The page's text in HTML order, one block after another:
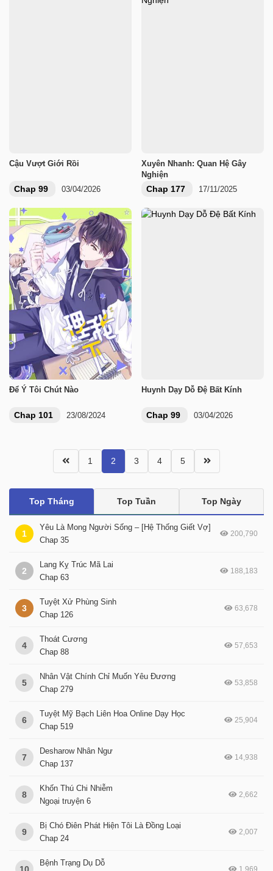
Cậu Vượt Giới Rồi
Chap 99 03/04/2026
Xuyên Nhanh: Quan Hệ Gây
Nghiện
Chap 177 17/11/2025
Để Ý Tôi Chút Nào
Chap 101 23/08/2024
Huynh Dạy Dỗ Đệ Bất Kính
Chap 99 03/04/2026
1 2 3 4 5
Top Tháng Top Tuần Top Ngày
1
Yêu Là Mong Người Sống – [Hệ Thống Giết Vợ]
Chap 35
200,790
2
Lang Kỵ Trúc Mã Lai
Chap 63
188,183
3
Tuyệt Xử Phùng Sinh
Chap 126
63,678
4
Thoát Cương
Chap 88
57,653
5
Nhân Vật Chính Chỉ Muốn Yêu Đương
Chap 279
53,858
6
Tuyệt Mỹ Bạch Liên Hoa Online Dạy Học
Chap 519
25,904
7
Desharow Nhân Ngư
Chap 137
14,938
8
Khốn Thú Chi Nhiễm
Ngoại truyện 6
2,662
9
Bị Chó Điên Phát Hiện Tôi Là Đồng Loại
Chap 24
2,007
Bệnh Trạng Dụ Dỗ
1,969